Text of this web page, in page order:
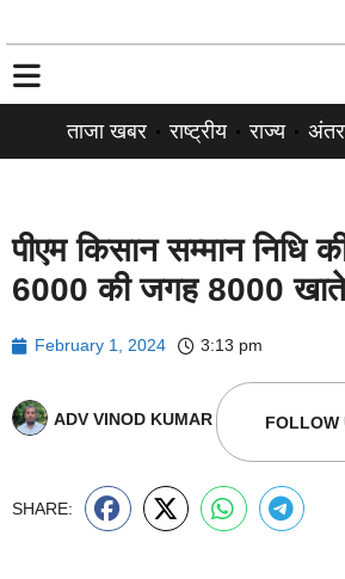
ताजा खबर राष्ट्रीय राज्य
पीएम किसान सम्मान निधि
6000 की जगह 8000
February 1, 2024 3:13 pm
ADV VINOD KUMAR FOLLOW
SHARE: